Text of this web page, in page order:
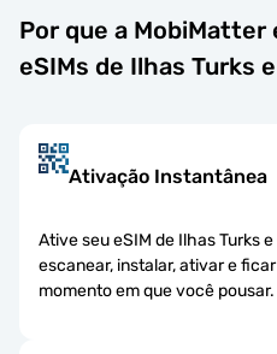
Por que a MobiMatter
eSIMs de Ilhas Turks
Ativação Instantânea
Ative seu eSIM de Ilhas Turks
escanear, instalar, ativar e
momento em que você pousar.